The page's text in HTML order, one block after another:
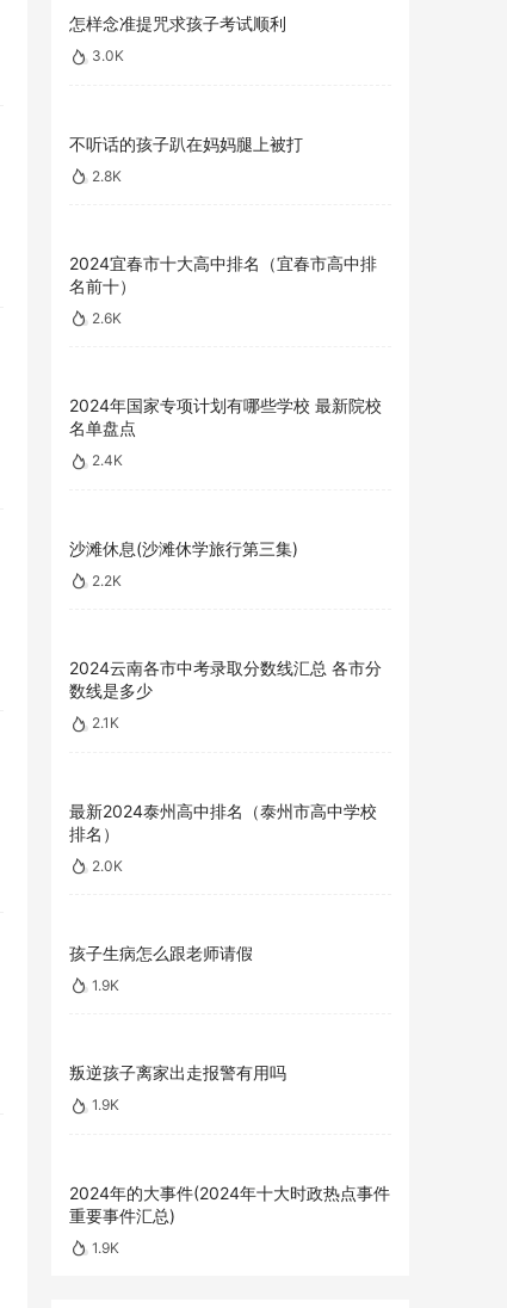
怎样念准提咒求孩子考试顺利
3.0K
不听话的孩子趴在妈妈腿上被打
2.8K
2024宜春市十大高中排名（宜春市高中排
名前十）
2.6K
2024年国家专项计划有哪些学校 最新院校
名单盘点
2.4K
沙滩休息(沙滩休学旅行第三集)
2.2K
2024云南各市中考录取分数线汇总 各市分
数线是多少
2.1K
最新2024泰州高中排名（泰州市高中学校
排名）
2.0K
孩子生病怎么跟老师请假
1.9K
叛逆孩子离家出走报警有用吗
1.9K
2024年的大事件(2024年十大时政热点事件
重要事件汇总)
1.9K